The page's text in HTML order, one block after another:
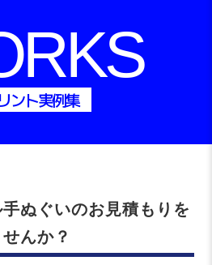
ント実例集
ぬぐいのお見積もりを
んか？